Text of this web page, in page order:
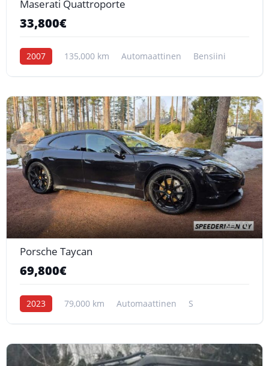
Maserati Quattroporte
33,800€
2007 135,000 km Automaattinen Bensiini
10
Porsche Taycan
69,800€
2023 79,000 km Automaattinen S